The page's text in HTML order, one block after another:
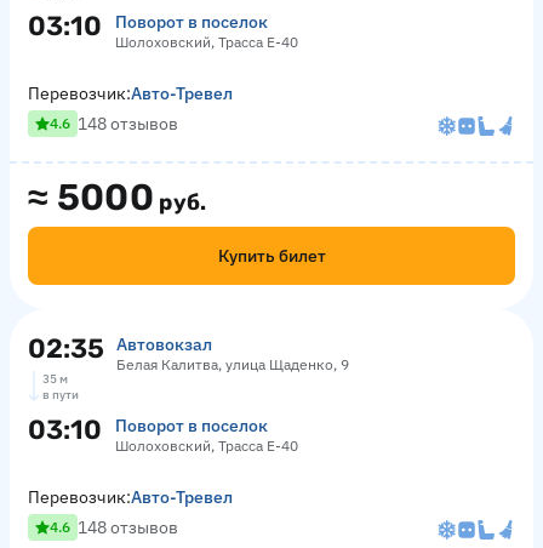
03:10 Поворот в поселок
Шолоховский, Трасса Е-40
≈ 5000 руб.
Купить билет
Перевозчик:Авто-Тревел
4.6 148 отзывов
02:35 Автовокзал
Белая Калитва, улица Щаденко, 9
35 м
в пути
03:10 Поворот в поселок
Шолоховский, Трасса Е-40
Перевозчик:Авто-Тревел
4.6 148 отзывов